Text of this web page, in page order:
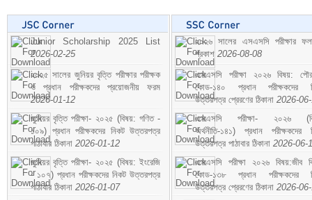
Junior Scholarship 2025 List
2026-02-25
২০২৫ সালের জুনিয়র বৃত্তি পরীক্ষার পরীক্ষক
ও প্রধান পরীক্ষকদের প্রয়োজনীয় ফরম
2026-01-12
জুনিয়র বৃত্তি পরীক্ষা- ২০২৫ (বিষয়: গণিত -
১০৯) প্রধান পরীক্ষকদের নিকট উত্তরপত্র
পাঠাবার ঠিকানা 2026-01-12
জুনিয়র বৃত্তি পরীক্ষা- ২০২৫ (বিষয়: ইংরেজি
- ১০৭) প্রধান পরীক্ষকদের নিকট উত্তরপত্র
পাঠাবার ঠিকানা 2026-01-07
২০২৬ সালের এসএসসি পরীক্ষার
প্রকাশ 2026-08-08
এসএসসি পরীক্ষা ২০২৬ বিষয়:
কোড-১৪০ প্রধান পরীক্ষকদের
উত্তরপত্র প্রেরণের ঠিকানা 2026-
এসএসসি পরীক্ষা- ২০২৬
অর্থনীতি-১৪১) প্রধান পরীক্ষকদের
উত্তরপত্র পাঠাবার ঠিকানা 2026-06-
এসএসসি পরীক্ষা ২০২৬ বিষয়:জীব
কোড-১৩৮ প্রধান পরীক্ষকদের
উত্তরপত্র প্রেরণের ঠিকানা 2026-